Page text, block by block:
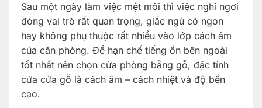
Sau một ngày làm việc mệt mỏi thì việc nghỉ ngơi
đóng vai trò rất quan trọng, giấc ngủ có ngon
hay không phụ thuộc rất nhiều vào lớp cách âm
của căn phòng. Để hạn chế tiếng ồn bên ngoài
tốt nhất nên chọn cửa phòng bằng gỗ, đặc tính
cửa cửa gỗ là cách âm – cách nhiệt và độ bền
cao.